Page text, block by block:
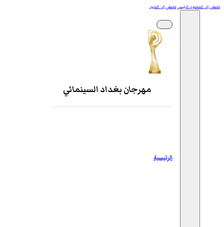
تخطي إلى المحتوى الرئيسيتخطي إلى التذييل
مهرجان بغداد السينمائي
الرئيسية